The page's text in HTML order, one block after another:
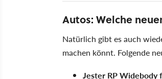
Autos: Welche
Natürlich gibt es auch
machen könnt. Folgende
Jester RP Widebody